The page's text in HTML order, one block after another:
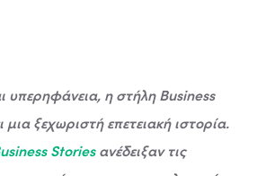
υπερηφάνεια, η στήλη Business
ξεχωριστή επετειακή ιστορία.
Storiesανέδειξαν τις